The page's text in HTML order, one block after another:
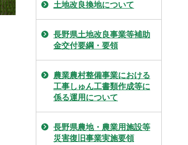
土地改良換地について
長野県土地改良事業等補助
金交付要綱・要領
農業農村整備事業における
工事しゅん工書類作成等に
係る運用について
長野県農地・農業用施設等
災害復旧事業実施要領